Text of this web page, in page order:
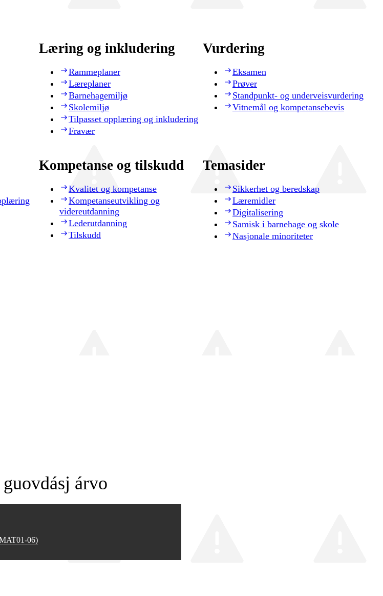
Læring og inkludering
Rammeplaner
Læreplaner
Barnehagemiljø
Skolemiljø
Tilpasset opplæring og inkludering
Fravær
Vurdering
Eksamen
Prøver
Standpunkt- og underveisvurdering
Vitnemål og kompetansebevis
Kompetanse og tilskudd
Kvalitet og kompetanse
Kompetanseutvikling og
videreutdanning
Lederutdanning
Tilskudd
Temasider
Sikkerhet og beredskap
Læremidler
Digitalisering
Samisk i barnehage og skole
Nasjonale minoriteter
árvo